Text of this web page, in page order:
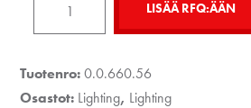
Splitter
määrä
LISÄÄ RFQ:ÄÄN
Tuotenro:0.0.660.56
Osastot: Lighting, Lighting